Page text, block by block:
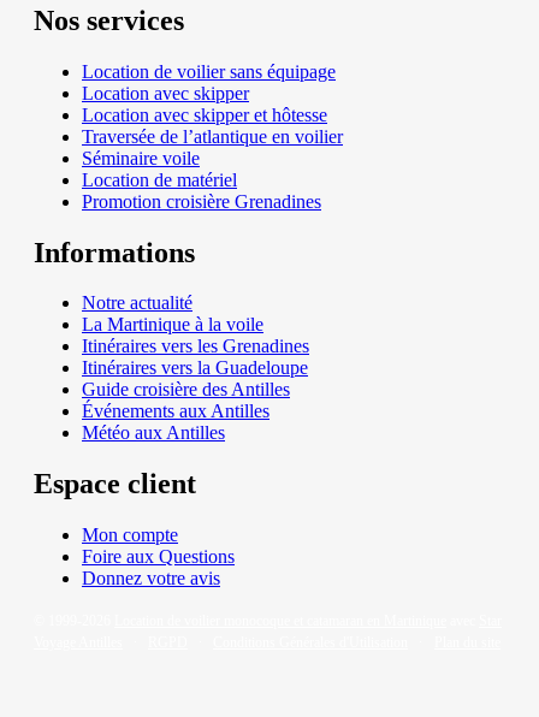
Nos services
Location de voilier sans équipage
Location avec skipper
Location avec skipper et hôtesse
Traversée de l’atlantique en voilier
Séminaire voile
Location de matériel
Promotion croisière Grenadines
Informations
Notre actualité
La Martinique à la voile
Itinéraires vers les Grenadines
Itinéraires vers la Guadeloupe
Guide croisière des Antilles
Événements aux Antilles
Météo aux Antilles
Espace client
Mon compte
Foire aux Questions
Donnez votre avis